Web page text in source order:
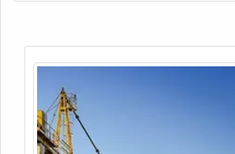
esses itens desempenham um papel